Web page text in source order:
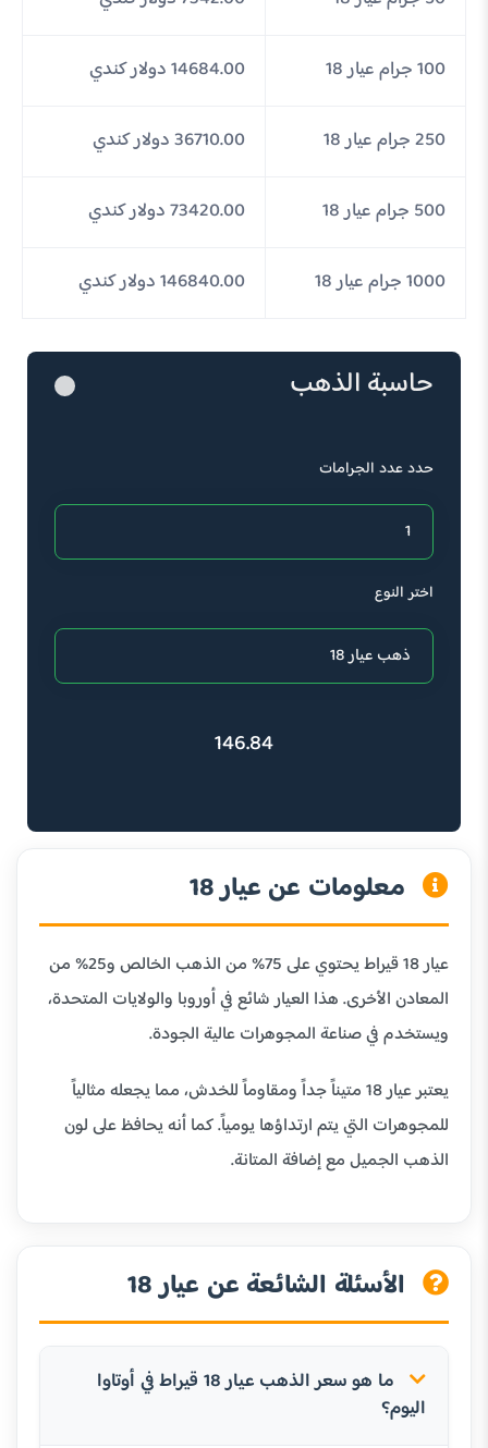
100 جرام عيار 18 14684.00 دولار كندي
250 جرام عيار 18 36710.00 دولار كندي
500 جرام عيار 18 73420.00 دولار كندي
1000 جرام عيار 18 146840.00 دولار كندي
حاسبة الذهب
حدد عدد الجرامات
اختر النوع
146.84
معلومات عن عيار 18
عيار 18 قيراط يحتوي على 75% من الذهب الخالص و25% من
المعادن الأخرى. هذا العيار شائع في أوروبا والولايات المتحدة،
ويستخدم في صناعة المجوهرات عالية الجودة.
يعتبر عيار 18 متيناً جداً ومقاوماً للخدش، مما يجعله مثالياً
للمجوهرات التي يتم ارتداؤها يومياً. كما أنه يحافظ على لون
الذهب الجميل مع إضافة المتانة.
الأسئلة الشائعة عن عيار 18
ما هو سعر الذهب عيار 18 قيراط في أوتاوا
اليوم؟